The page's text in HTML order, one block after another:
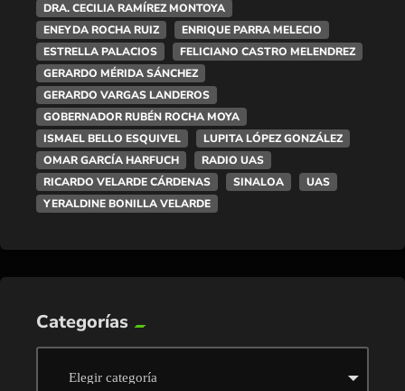
DRA. CECILIA RAMÍREZ MONTOYA
ENEYDA ROCHA RUIZ
ENRIQUE PARRA MELECIO
ESTRELLA PALACIOS
FELICIANO CASTRO MELENDREZ
GERARDO MÉRIDA SÁNCHEZ
GERARDO VARGAS LANDEROS
GOBERNADOR RUBÉN ROCHA MOYA
ISMAEL BELLO ESQUIVEL
LUPITA LÓPEZ GONZÁLEZ
OMAR GARCÍA HARFUCH
RADIO UAS
RICARDO VELARDE CÁRDENAS
SINALOA
UAS
YERALDINE BONILLA VELARDE
Categorías